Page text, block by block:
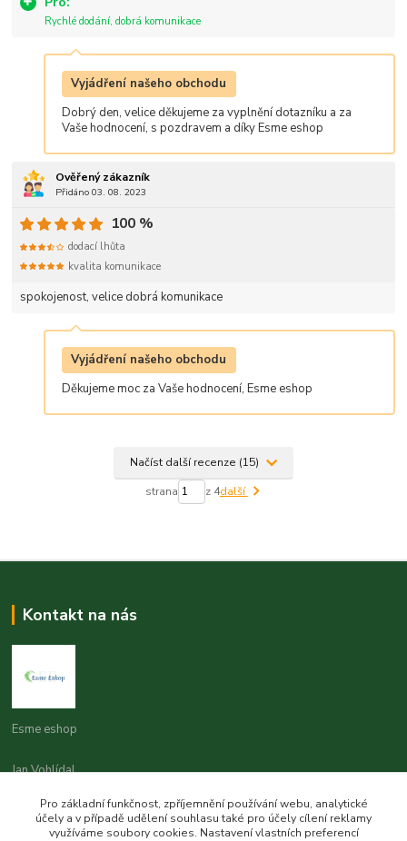
Rychlé dodání, dobrá komunikace
Vyjádření našeho obchodu
Dobrý den, velice děkujeme za vyplnění dotazníku a za
Vaše hodnocení, s pozdravem a díky Esme eshop
Ověřený zákazník
Přidáno 03. 08. 2023
spokojenost, velice dobrá komunikace
100 %
dodací lhůta
kvalita komunikace
Vyjádření našeho obchodu
Děkujeme moc za Vaše hodnocení, Esme eshop
Načíst další recenze (15)
strana z 4další
Kontakt na nás
Esme eshop
Jan Vohlídal
8,00 - 20,00
Pro základní funkčnost, zpříjemnění používání webu, analytické
účely a v případě udělení souhlasu také pro účely cílení reklamy
využíváme soubory cookies. Nastavení vlastních preferencí